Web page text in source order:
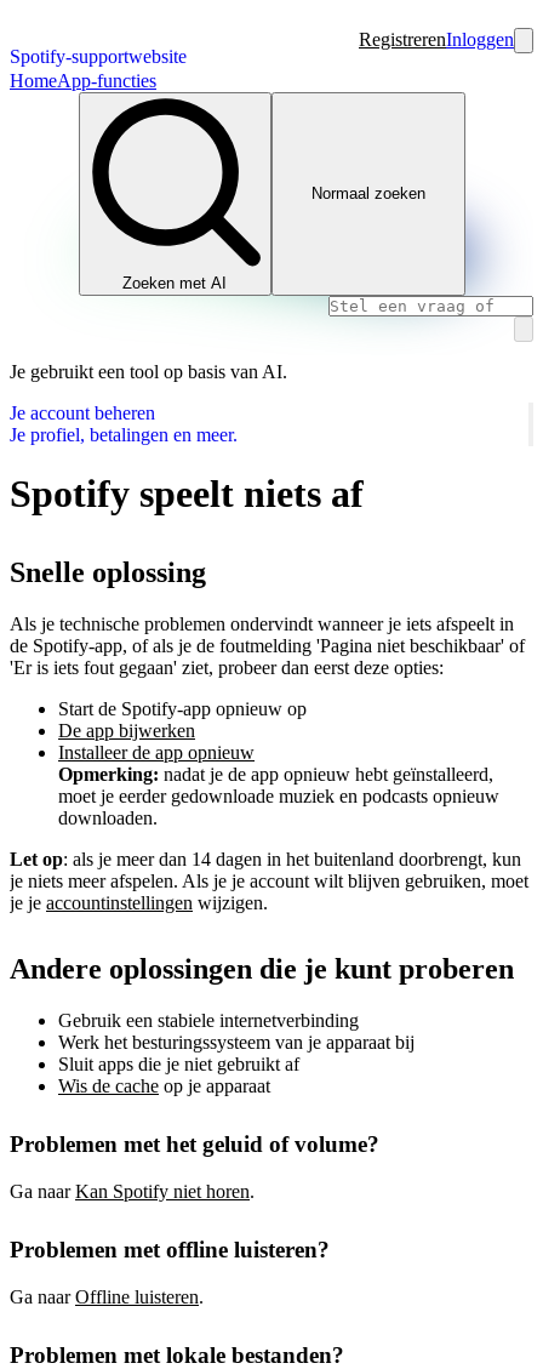
Spotify-supportwebsite
RegistrerenInloggen
HomeApp-functies
Zoeken met AI
Normaal zoeken
Je gebruikt een tool op basis van AI.
Je account beheren
Je profiel, betalingen en meer.
Spotify speelt niets af
Snelle oplossing
Als je technische problemen ondervindt wanneer je iets afspeelt in
de Spotify-app, of als je de foutmelding 'Pagina niet beschikbaar' of
'Er is iets fout gegaan' ziet, probeer dan eerst deze opties:
Start de Spotify-app opnieuw op
De app bijwerken
Installeer de app opnieuw
Opmerking: nadat je de app opnieuw hebt geïnstalleerd,
moet je eerder gedownloade muziek en podcasts opnieuw
downloaden.
Let op: als je meer dan 14 dagen in het buitenland doorbrengt, kun
je niets meer afspelen. Als je je account wilt blijven gebruiken, moet
je je accountinstellingen wijzigen.
Andere oplossingen die je kunt proberen
Gebruik een stabiele internetverbinding
Werk het besturingssysteem van je apparaat bij
Sluit apps die je niet gebruikt af
Wis de cache op je apparaat
Problemen met het geluid of volume?
Ga naarKan Spotify niet horen.
Problemen met offline luisteren?
Ga naarOffline luisteren.
Problemen met lokale bestanden?